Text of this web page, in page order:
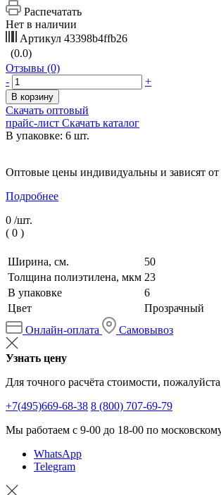
Распечатать
Нет в наличии
Артикул 43398b4ffb26
(0.0)
Отзывы (0)
-
+
В корзину
Скачать оптовый
прайс-лист Скачать каталог
В упаковке: 6 шт.
Оптовые цены индивидуальны и зависят
Подробнее
0 /шт.
( 0 )
Ширина, см.
50
Толщина полиэтилена, мкм 23
В упаковке
6
Цвет
Прозрачный
Онлайн-оплата
Самовывоз
Узнать цену
Для точного расчёта стоимости,
+7(495)669-68-38 8 (800) 707-69-79
Мы работаем с 9-00 до 18-00 по
WhatsApp
Telegram